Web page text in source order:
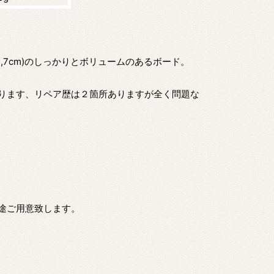
のしっかりとボリュームのあるボード。
す、リペア歴は２箇所ありますが全く問題な
用意致します。